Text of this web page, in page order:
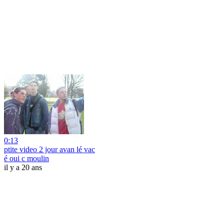
0:13
ptite video 2 jour avan lé vac
é oui c moulin
il y a 20 ans